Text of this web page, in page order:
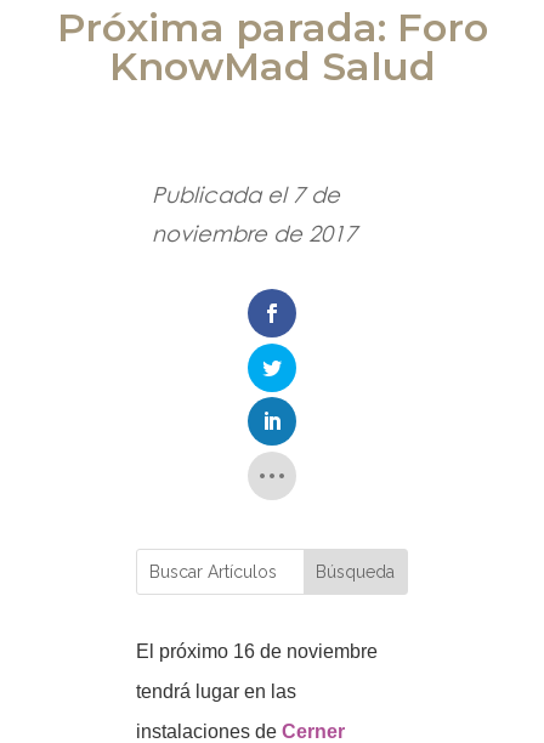
Próxima parada: Foro
KnowMad Salud
Publicada el 7 de
noviembre de 2017
El próximo 16 de noviembre
tendrá lugar en las
instalaciones de Cerner